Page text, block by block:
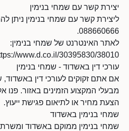
יצירת קשר עם שמחי בנימין
ליצירת קשר עם שמחי בנימין ניתן
088660666.
לאתר האינטרנט של שמחי בנימין:
www.d.co.il/30395830/38010/
עורכי דין באשדוד - שמחי בנימין
אם אתם זקוקים לעורכי דין באשדוד,
מבעלי המקצוע הזמינים באזור. פנו
הצעת מחיר או לתיאום פגישת ייעוץ.
שמחי בנימין באשדוד
שמחי בנימין ממוקם באשדוד